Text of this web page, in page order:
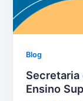
Blog
Secretaria
Ensino